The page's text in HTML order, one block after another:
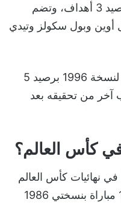
ويظهر فرانك لامبارد بعد ذلك برصيد 3 أهداف، وتضم
أوين وبول سكولز وتيدي
ويمتلك آلان شيرر الحذاء الذهبي لنسخة 1996 برصيد 5
آخر من تحقيقه بعد
كأس العالم؟
نهائيات كأس العالم
برصيد 10 أهداف سجلها خلال 12 مباراة بنسختي 1986